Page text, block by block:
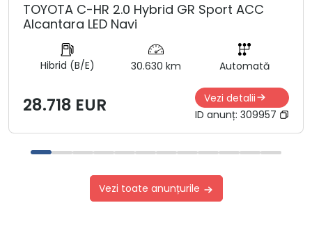
TOYOTA C-HR 2.0 Hybrid GR Sport ACC
Alcantara LED Navi
Hibrid (B/E) 30.630 km Automată
28.718 EUR
Vezi detalii
ID anunț: 309957
Vezi toate anunțurile